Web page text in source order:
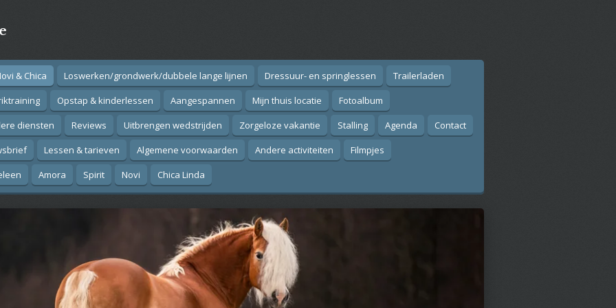
& Chica Loswerken/grondwerk/dubbele lange lijnen Dressuur- en springlessen
Trailerladen
Opstap & kinderlessen Aangespannen Mijn thuis locatie
Fotoalbum
diensten Reviews Uitbrengen wedstrijden Zorgeloze vakantie Stalling Agenda
Contact
Lessen & tarieven Algemene voorwaarden Andere activiteiten
Filmpjes
Amora Spirit Novi Chica Linda